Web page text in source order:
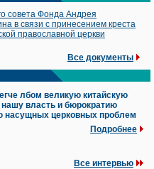
совета Фонда Андрея
в связи с принесением креста
православной церкви
Все документы
лбом великую китайскую
власть и бюрократию
насущных церковных проблем
Подробнее
Все интервью